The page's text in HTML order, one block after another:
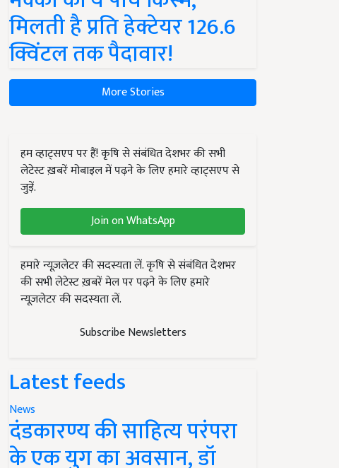
मिलती है प्रति हेक्टेयर 126.6
क्विंटल तक पैदावार!
More Stories
हम व्हाट्सएप पर हैं! कृषि से संबंधित देशभर की सभी
लेटेस्ट ख़बरें मोबाइल में पढ़ने के लिए हमारे व्हाट्सएप से
जुड़ें.
Join on WhatsApp
हमारे न्यूज़लेटर की सदस्यता लें. कृषि से संबंधित देशभर
की सभी लेटेस्ट ख़बरें मेल पर पढ़ने के लिए हमारे
न्यूज़लेटर की सदस्यता लें.
Subscribe Newsletters
Latest feeds
News
दंडकारण्य की साहित्य परंपरा
के एक युग का अवसान, डॉ